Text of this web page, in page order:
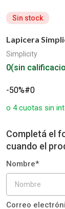
Sin stock
Lapicera
Simplicity
0(sin
-50%#0
o 4cuotas sin
.protector solar
10.nyx